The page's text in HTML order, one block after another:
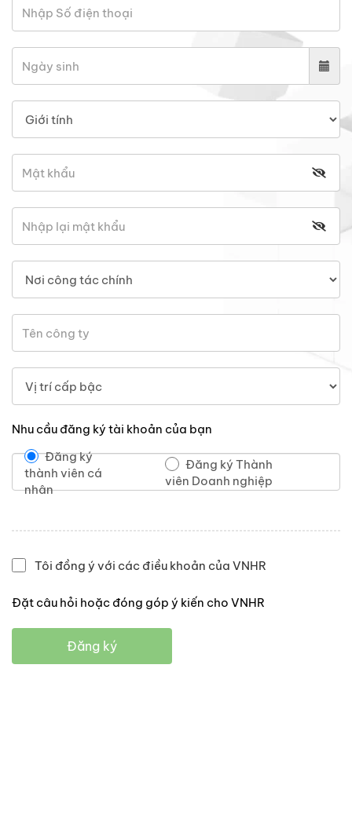
Nhu cầu đăng ký tài khoản của bạn
Đăng ký
thành viên cá
nhân
Đăng ký Thành
viên Doanh nghiệp
Tôi đồng ý với các điều khoản của VNHR
Đặt câu hỏi hoặc đóng góp ý kiến cho VNHR
Đăng ký